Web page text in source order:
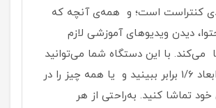
کنتراست است؛ و همه‌ی آنچه که
دیدن ویدیوهای آموزشی لازم
می‌کند. با این دستگاه شما می‌توانید
تصویر را در ابعاد 1/6 برابر ببینید و یا همه چیز را در
خود تماشا کنید. به‌راحتی از هر